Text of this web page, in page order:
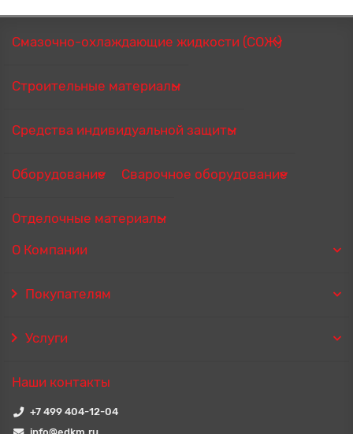
Смазочно-охлаждающие жидкости (СОЖ)
Строительные материалы
Средства индивидуальной защиты
Оборудование Сварочное оборудование
Отделочные материалы
О Компании
Покупателям
Услуги
Наши контакты
+7 499 404-12-04